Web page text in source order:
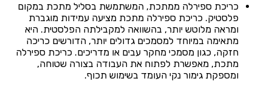
כריכת ספירלה ממתכת, המשתמשת בסליל מתכת במקום
פלסטיק. כריכת ספירלה מתכת מציעה עמידות מוגברת
ומראה מלוטש יותר, בהשוואה למקבילתה הפלסטית. היא
מתאימה במיוחד למסמכים גדולים יותר, הדורשים כריכה
חזקה, כגון מסמכי מחקר עבים או מדריכים. כריכת ספירלה
מתכת, מאפשרת לפתוח את העבודה בצורה שטוחה,
ומספקת גימור נקי העומד בשימוש תכוף.